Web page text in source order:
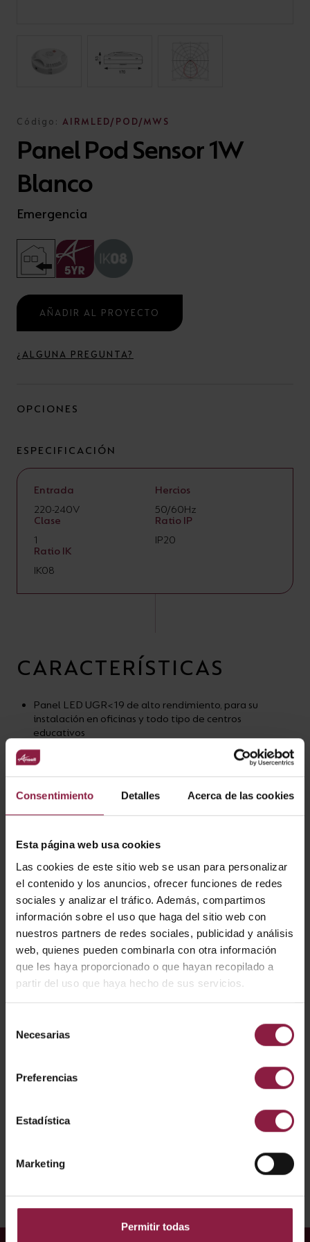
Consentimiento Detalles Acerca de las cookies
Esta página web usa cookies
Las cookies de este sitio web se usan para personalizar
el contenido y los anuncios, ofrecer funciones de redes
sociales y analizar el tráfico. Además, compartimos
información sobre el uso que haga del sitio web con
nuestros partners de redes sociales, publicidad y análisis
web, quienes pueden combinarla con otra información
que les haya proporcionado o que hayan recopilado a
partir del uso que haya hecho de sus servicios.
Necesarias
Preferencias
Estadística
Marketing
Permitir todas
Código: AIRMLED/POD/MWS
Panel Pod Sensor 1W
Blanco
Emergencia
AÑADIR AL PROYECTO
¿ALGUNA PREGUNTA?
OPCIONES
ESPECIFICACIÓN
Entrada
220-240V
Hercios
50/60Hz
Clase
1
Ratio IP
IP20
Ratio IK
IK08
CARACTERÍSTICAS
Panel LED UGR<19 de alto rendimiento, para su
instalación en oficinas y todo tipo de centros
educativos
El diseño delgado permite la instalación en techos
poco profundos
Opciones en 3000K, 4000K y 6000K
Opciones regulables y OCTO disponibles
Regulable Switch Dim, DALI y 0-10V mediante el driver
multiregulable ADDIM/30/MC (ver p171 para más
Compatible con Panel Pod de emergencia autotest y
información)
CÓDIGO POTENCIA LÚMENES LM/W
AIRMLED/POD/MWS
Declaración de conformidad